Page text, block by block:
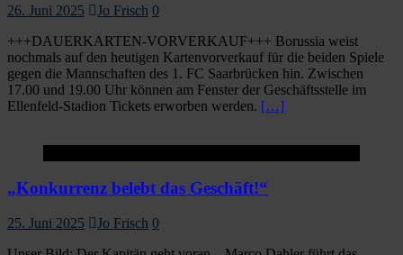
26. Juni 2025 Jo Frisch 0
+++DAUERKARTEN-VORVERKAUF+++ Borussia weist
nochmals auf den heutigen Kartenvorverkauf für die beiden Spiele
gegen die Mannschaften des 1. FC Saarbrücken hin. Zwischen
17.00 und 19.00 Uhr können am Fenster der Geschäftsstelle im
Ellenfeld-Stadion Tickets erworben werden. […]
„Konkurrenz belebt das Geschäft!“
25. Juni 2025 Jo Frisch 0